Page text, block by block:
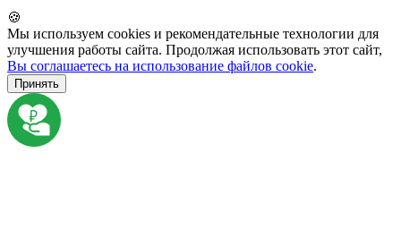
🍪
Мы используем cookies и рекомендательные технологии для
улучшения работы сайта. Продолжая использовать этот сайт,
Вы соглашаетесь на использование файлов cookie.
Принять